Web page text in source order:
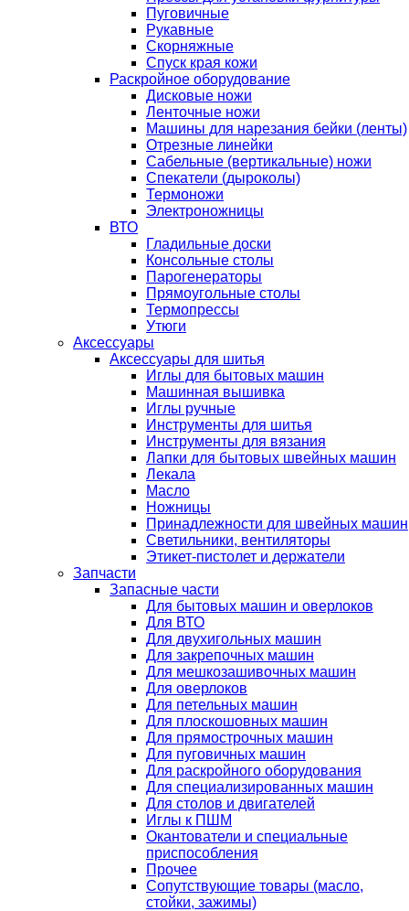
Пуговичные
Рукавные
Скорняжные
Спуск края кожи
Раскройное оборудование
Дисковые ножи
Ленточные ножи
Машины для нарезания бейки (ленты)
Отрезные линейки
Сабельные (вертикальные) ножи
Спекатели (дыроколы)
Термоножи
Электроножницы
ВТО
Гладильные доски
Консольные столы
Парогенераторы
Прямоугольные столы
Термопрессы
Утюги
Аксессуары
Аксессуары для шитья
Иглы для бытовых машин
Машинная вышивка
Иглы ручные
Инструменты для шитья
Инструменты для вязания
Лапки для бытовых швейных машин
Лекала
Масло
Ножницы
Принадлежности для швейных машин
Светильники, вентиляторы
Этикет-пистолет и держатели
Запчасти
Запасные части
Для бытовых машин и оверлоков
Для ВТО
Для двухигольных машин
Для закрепочных машин
Для мешкозашивочных машин
Для оверлоков
Для петельных машин
Для плоскошовных машин
Для прямострочных машин
Для пуговичных машин
Для раскройного оборудования
Для специализированных машин
Для столов и двигателей
Иглы к ПШМ
Окантователи и специальные
приспособления
Прочее
Сопутствующие товары (масло,
стойки, зажимы)